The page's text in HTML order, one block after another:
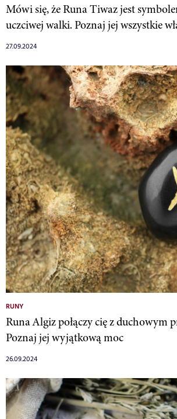
Mówi się, że Runa Tiwaz jest
uczciwej walki. Poznaj jej wszystkie
27.09.2024
RUNY
Runa Algiz połączy cię z duchowym
Poznaj jej wyjątkową moc
26.09.2024